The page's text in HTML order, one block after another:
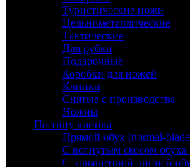
Туристические ножи
Цельнометаллические
Тактические
Для рубки
Подарочные
Коробки для ножей
Клинки
Снятые с производства
Ножны
По типу клинка
Прямой обух (normal-
С вогнутым скосом
С завышенной линией